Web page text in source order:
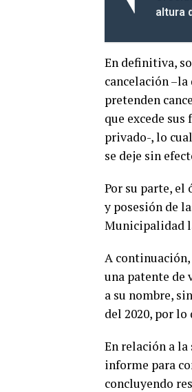
altura
En definitiva,
cancelación –la
pretenden
que excede
privado-, lo
se deje sin
Por su parte,
y posesión de
Municipalidad
A
una patente de
a su nombre,
del 2020, por lo
En relación a
informe para
concluyendo